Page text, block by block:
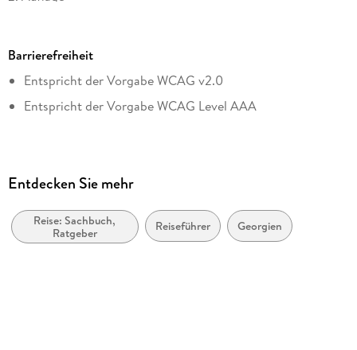
Der Westen: Imeretien und Megrelien
Schwarzmeerküste und Adscharien
Der Süden: Kleiner Kaukasus
Dateigröße
39,38 MB
Reihe
Nina Gabriele Kramm
Mairdumont GmbH & Co. KG
Kopierschutz
Barrierefreiheit
Entspricht der Vorgabe WCAG v2.0
Entspricht der Vorgabe WCAG Level AAA
Entdecken Sie mehr
Reise: Sachbuch,
Ratgeber
Reiseführer Georgien